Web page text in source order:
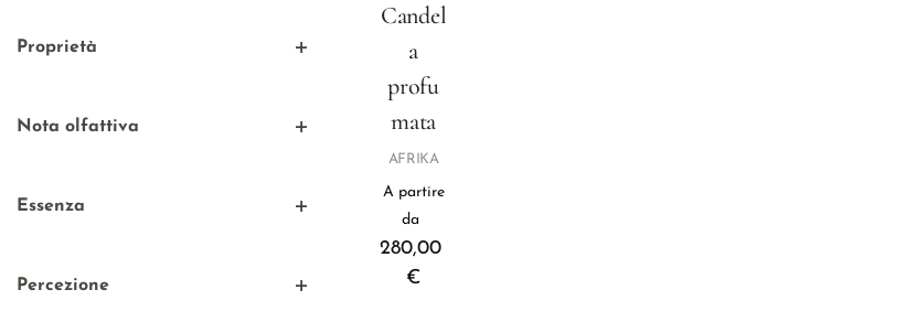
Candel
a
profu
mata
AFRIKA
A partire
da
280,00
€
1100 gr
Proprietà
Nota olfattiva
Essenza
Legno di Guaiaco affumicato
Percezione